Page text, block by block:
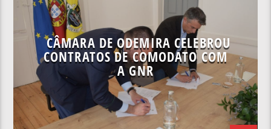
NOTÍCIAS NACIONAIS
CÂMARA DE ODEMIRA CELEBROU
CONTRATOS DE COMODATO COM
A GNR